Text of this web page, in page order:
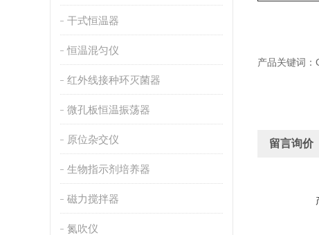
干式恒温器
恒温混匀仪
红外线接种环灭菌器
微孔板恒温振荡器
原位杂交仪
生物指示剂培养器
磁力搅拌器
氮吹仪
产品关键词
留言询价